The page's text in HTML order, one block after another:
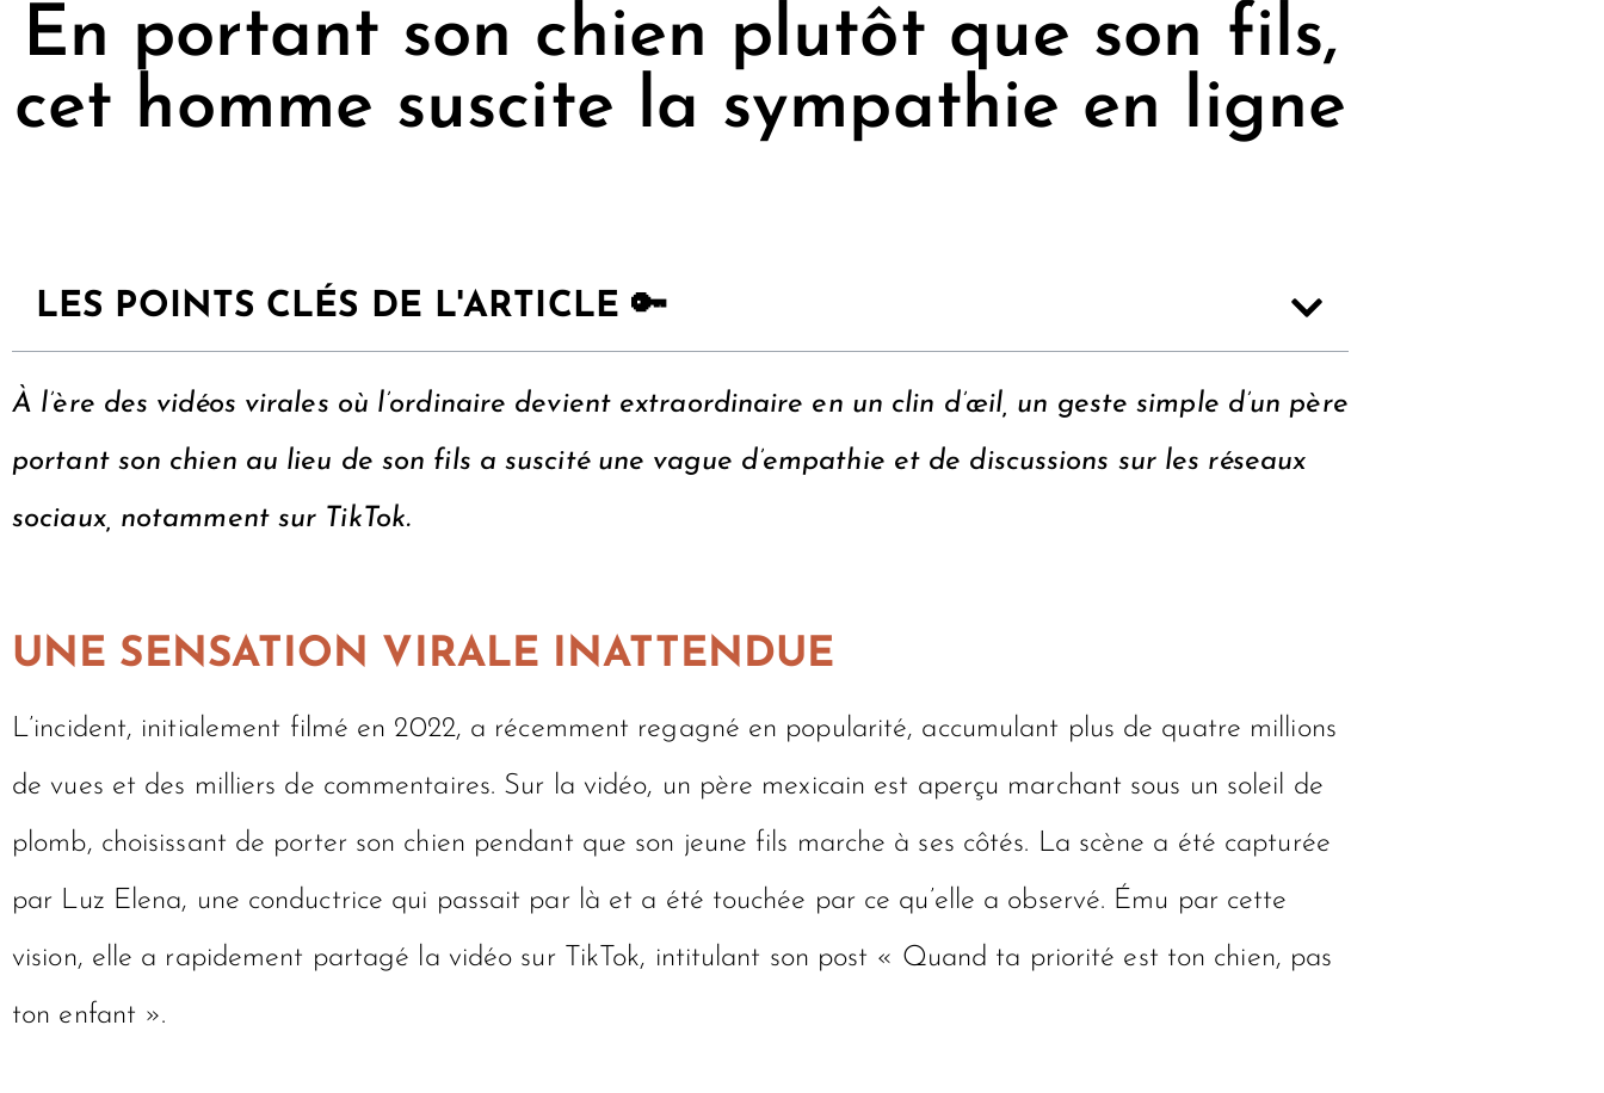
En portant son chien plutôt que son fils,
cet homme suscite la sympathie en ligne
LES POINTS CLÉS DE L'ARTICLE 🔑
À l’ère des vidéos virales où l’ordinaire devient extraordinaire en un clin d’œil, un geste simple d’un père
portant son chien au lieu de son fils a suscité une vague d’empathie et de discussions sur les réseaux
sociaux, notamment sur TikTok.
UNE SENSATION VIRALE INATTENDUE
L’incident, initialement filmé en 2022, a récemment regagné en popularité, accumulant plus de quatre millions
de vues et des milliers de commentaires. Sur la vidéo, un père mexicain est aperçu marchant sous un soleil de
plomb, choisissant de porter son chien pendant que son jeune fils marche à ses côtés. La scène a été capturée
par Luz Elena, une conductrice qui passait par là et a été touchée par ce qu’elle a observé. Ému par cette
vision, elle a rapidement partagé la vidéo sur TikTok, intitulant son post « Quand ta priorité est ton chien, pas
ton enfant ».